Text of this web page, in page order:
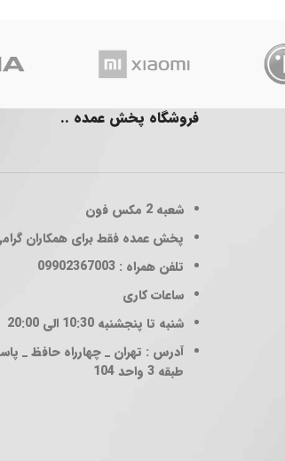
فروشگاه پخش عمده ..
شعبه 2
مکس فون
پخش عمده فقط برای همکاران
تلفن همراه : 09902367003
ساعات کاری
شنبه تا پنجشنبه 10:30 الی 20:00
آدرس : تهران _ چهارراه حافظ _
طبقه 3 واحد 104